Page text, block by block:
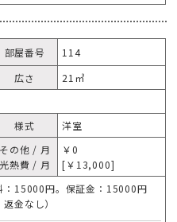
部屋番号
114
広さ
21㎥
様式
洋室
その他 / 月
光熱費 / 月
￥0
[￥13,000]
：15000円。保証金：15000円
金なし）